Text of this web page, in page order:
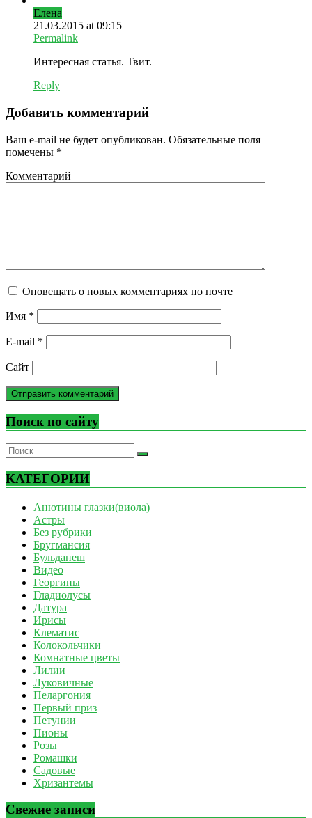
Елена
21.03.2015 at 09:15
Permalink
Интересная статья. Твит.
Reply
Добавить комментарий
Ваш e-mail не будет опубликован. Обязательные поля
помечены *
Комментарий
Оповещать о новых комментариях по почте
Имя *
E-mail *
Сайт
Поиск по сайту
КАТЕГОРИИ
Анютины глазки(виола)
Астры
Без рубрики
Бругмансия
Бульданеш
Видео
Георгины
Гладиолусы
Датура
Ирисы
Клематис
Колокольчики
Комнатные цветы
Лилии
Луковичные
Пеларгония
Первый приз
Петунии
Пионы
Розы
Ромашки
Садовые
Хризантемы
Свежие записи